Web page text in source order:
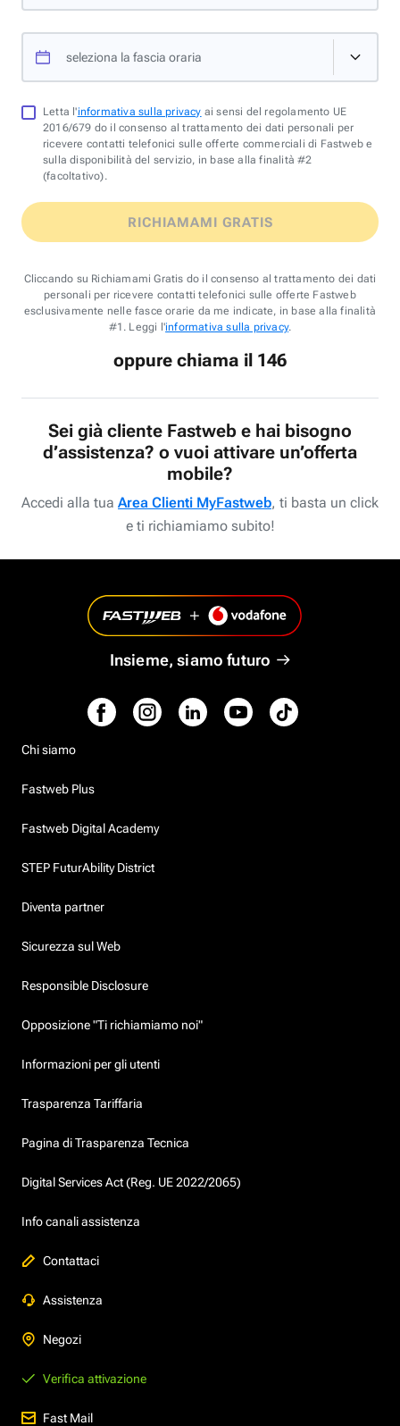
seleziona la fascia oraria
Letta l'informativa sulla privacy ai sensi del regolamento UE
2016/679 do il consenso al trattamento dei dati personali per
ricevere contatti telefonici sulle offerte commerciali di Fastweb e
sulla disponibilità del servizio, in base alla finalità #2
(facoltativo).
RICHIAMAMI GRATIS
Cliccando su Richiamami Gratis do il consenso al trattamento dei dati
personali per ricevere contatti telefonici sulle offerte Fastweb
esclusivamente nelle fasce orarie da me indicate, in base alla finalità
#1. Leggi l'informativa sulla privacy.
oppure chiama il 146
Sei già cliente Fastweb e hai bisogno
d’assistenza? o vuoi attivare un’offerta
mobile?
Accedi alla tua Area Clienti MyFastweb, ti basta un click
e ti richiamiamo subito!
Insieme, siamo futuro
Chi siamo
Fastweb Plus
Fastweb Digital Academy
STEP FuturAbility District
Diventa partner
Sicurezza sul Web
Responsible Disclosure
Opposizione "Ti richiamiamo noi"
Informazioni per gli utenti
Trasparenza Tariffaria
Pagina di Trasparenza Tecnica
Digital Services Act (Reg. UE 2022/2065)
Info canali assistenza
Contattaci
Assistenza
Negozi
Verifica attivazione
Fast Mail